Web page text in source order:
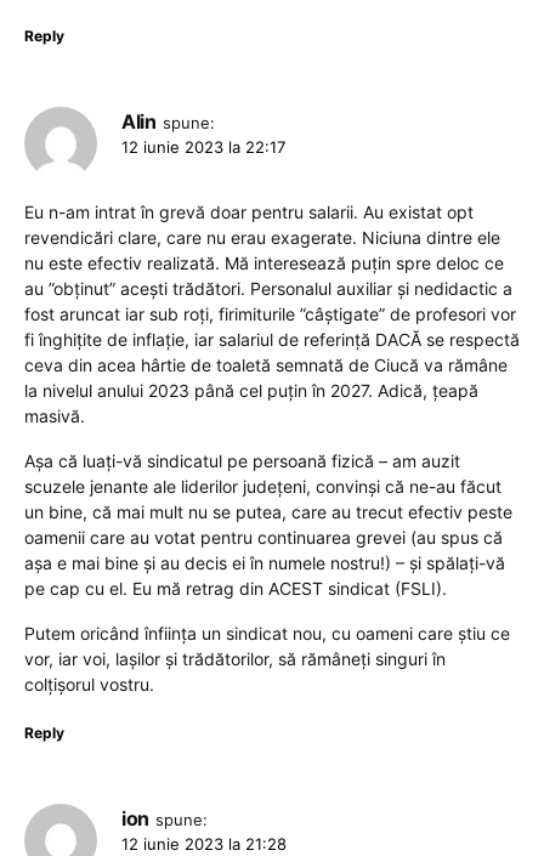
Reply
Alin spune:
12 iunie 2023 la 22:17
Eu n-am intrat în grevă doar pentru salarii. Au existat opt
revendicări clare, care nu erau exagerate. Niciuna dintre ele
nu este efectiv realizată. Mă interesează puțin spre deloc ce
au ”obținut” acești trădători. Personalul auxiliar și nedidactic a
fost aruncat iar sub roți, firimiturile ”câștigate” de profesori vor
fi înghițite de inflație, iar salariul de referință DACĂ se respectă
ceva din acea hârtie de toaletă semnată de Ciucă va rămâne
la nivelul anului 2023 până cel puțin în 2027. Adică, țeapă
masivă.
Așa că luați-vă sindicatul pe persoană fizică – am auzit
scuzele jenante ale liderilor județeni, convinși că ne-au făcut
un bine, că mai mult nu se putea, care au trecut efectiv peste
oamenii care au votat pentru continuarea grevei (au spus că
așa e mai bine și au decis ei în numele nostru!) – și spălați-vă
pe cap cu el. Eu mă retrag din ACEST sindicat (FSLI).
Putem oricând înființa un sindicat nou, cu oameni care știu ce
vor, iar voi, lașilor și trădătorilor, să rămâneți singuri în
colțișorul vostru.
Reply
ion spune:
12 iunie 2023 la 21:28